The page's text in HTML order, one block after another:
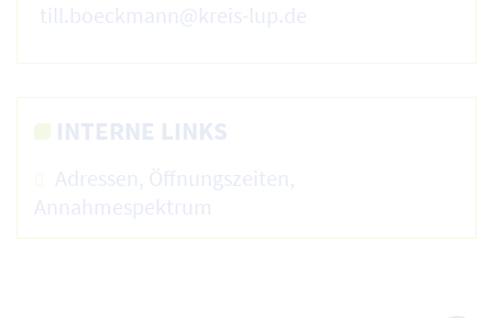
till.boeckmann@kreis-lup.de
INTERNE LINKS
Adressen, Öffnungszeiten,
Annahmespektrum